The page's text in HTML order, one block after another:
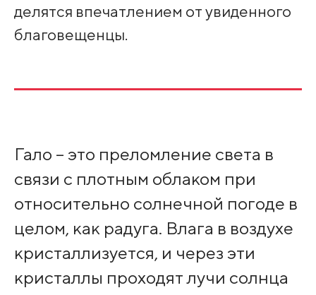
делятся впечатлением от увиденного
благовещенцы.
Гало – это преломление света в
связи с плотным облаком при
относительно солнечной погоде в
целом, как радуга. Влага в воздухе
кристаллизуется, и через эти
кристаллы проходят лучи солнца